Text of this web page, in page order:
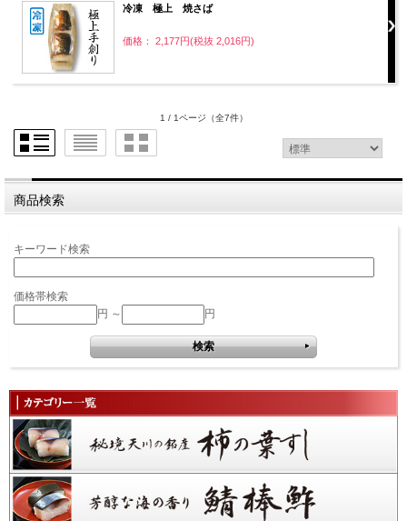
冷凍 極上 焼さば
価格： 2,177円(税抜 2,016円)
1 / 1ページ （全7件）
商品検索
キーワード検索
価格帯検索
円 ～
円